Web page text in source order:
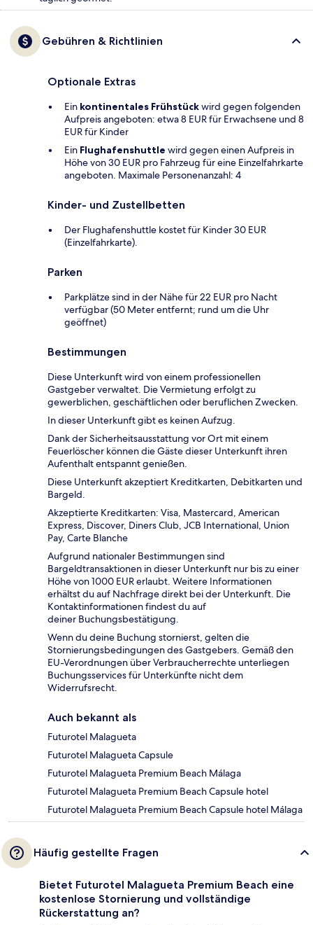
Gebühren & Richtlinien
Optionale Extras
Ein kontinentales Frühstückwird gegen folgenden
Aufpreis angeboten: etwa 8 EUR für Erwachsene und 8
EUR für Kinder
Ein Flughafenshuttle wird gegen einen Aufpreis in
Höhe von 30 EUR pro Fahrzeug für eine Einzelfahrkarte
angeboten. Maximale Personenanzahl: 4
Kinder- und Zustellbetten
Der Flughafenshuttle kostet für Kinder 30 EUR
(Einzelfahrkarte).
Parken
Parkplätze sind in der Nähe für 22 EUR pro Nacht
verfügbar (50 Meter entfernt; rund um die Uhr
geöffnet)
Bestimmungen
Diese Unterkunft wird von einem professionellen
Gastgeber verwaltet. Die Vermietung erfolgt zu
gewerblichen, geschäftlichen oder beruflichen Zwecken.
In dieser Unterkunft gibt es keinen Aufzug.
Dank der Sicherheitsausstattung vor Ort mit einem
Feuerlöscher können die Gäste dieser Unterkunft ihren
Aufenthalt entspannt genießen.
Diese Unterkunft akzeptiert Kreditkarten, Debitkarten und
Bargeld.
Akzeptierte Kreditkarten: Visa, Mastercard, American
Express, Discover, Diners Club, JCB International, Union
Pay, Carte Blanche
Aufgrund nationaler Bestimmungen sind
Bargeldtransaktionen in dieser Unterkunft nur bis zu einer
Höhe von 1000 EUR erlaubt. Weitere Informationen
erhältst du auf Nachfrage direkt bei der Unterkunft. Die
Kontaktinformationen findest du auf
deiner Buchungsbestätigung.
Wenn du deine Buchung stornierst, gelten die
Stornierungsbedingungen des Gastgebers. Gemäß den
EU-Verordnungen über Verbraucherrechte unterliegen
Buchungsservices für Unterkünfte nicht dem
Widerrufsrecht.
Auch bekannt als
Futurotel Malagueta
Futurotel Malagueta Capsule
Futurotel Malagueta Premium Beach Málaga
Futurotel Malagueta Premium Beach Capsule hotel
Futurotel Malagueta Premium Beach Capsule hotel Málaga
Häufig gestellte Fragen
Bietet Futurotel Malagueta Premium Beach eine
kostenlose Stornierung und vollständige
Rückerstattung an?